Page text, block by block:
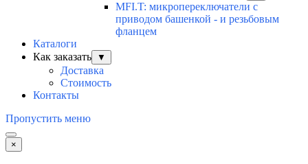
MFI.T: микропереключатели с
приводом башенкой - и резьбовым
фланцем
Каталоги
Как заказать
▼
Доставка
Стоимость
Контакты
Пропустить меню
×